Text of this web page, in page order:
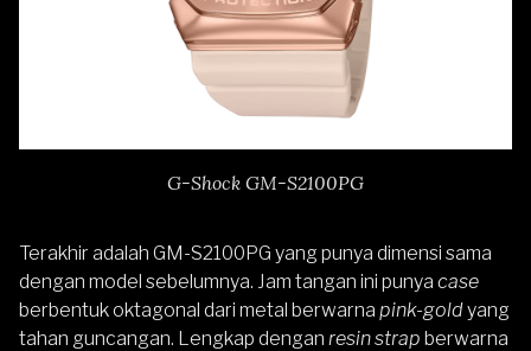
G-Shock GM-S2100PG
Terakhir adalah GM-S2100PG yang punya dimensi sama
dengan model sebelumnya. Jam tangan ini punya case
berbentuk oktagonal dari metal berwarna pink-goldyang
tahan guncangan. Lengkap dengan resin strap berwarna